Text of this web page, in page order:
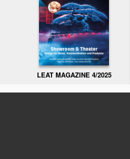
LEAT MAGAZINE 4/2025